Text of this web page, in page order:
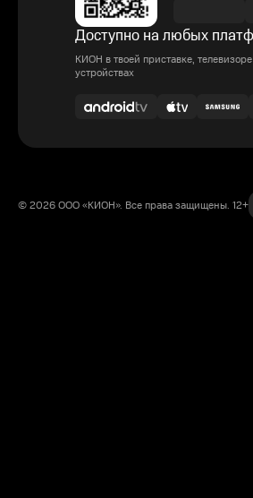
Доступно на любых
КИОН в твоей приставке,
устройствах
© 2026 ООО «КИОН». Все права защищены. 12+